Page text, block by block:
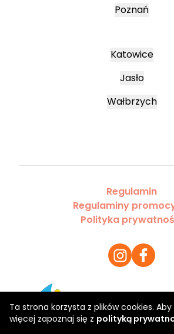
Ta strona korzysta z plików cookies.
więcej zapoznaj się z polityką
Poznań
Katowice
Jasło
Wałbrzych
Regulamin
Regulaminy
Polityka
Copyright 2026